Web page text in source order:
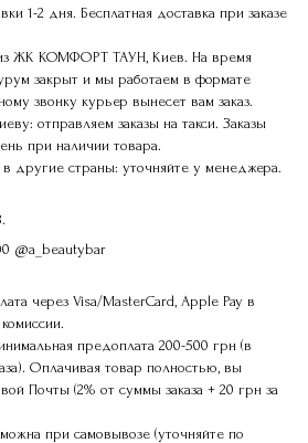
1-2 дня. Бесплатная доставка при заказе
ЖК КОМФОРТ ТАУН, Киев. На время
закрыт и мы работаем в формате
звонку курьер вынесет вам заказ.
отправляем заказы на такси. Заказы
при наличии товара.
другие страны: уточняйте у менеджера.
@a_beautybar
через Visa/MasterCard, Apple Pay в
предоплата 200-500 грн (в
Оплачивая товар полностью, вы
Почты (2% от суммы заказа + 20 грн за
при самовывозе (уточняйте по